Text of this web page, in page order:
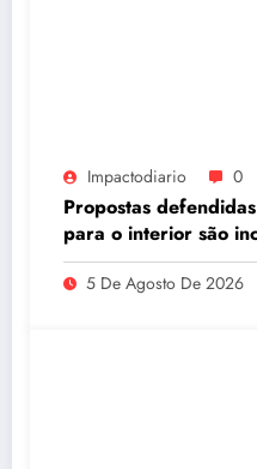
Impactodiario 0
Propostas
para o interior são
de governo de
5 De Agosto De 2026